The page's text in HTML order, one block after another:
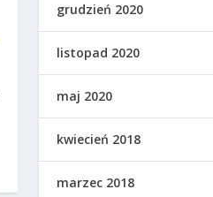
grudzień 2020
listopad 2020
maj 2020
kwiecień 2018
marzec 2018